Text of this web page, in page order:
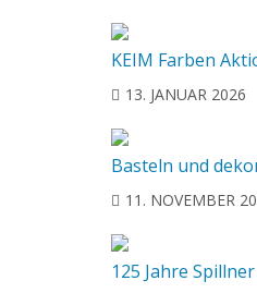
KEIM Farben
13. JANUAR 2026
Basteln und
11. NOVEMBER
125 Jahre